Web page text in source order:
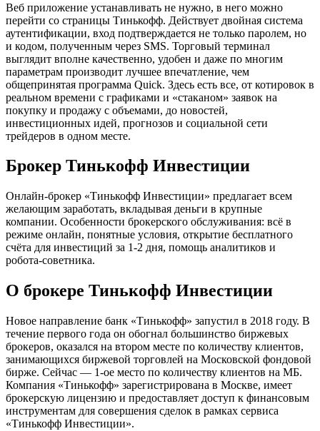
Веб приложение устанавливать не нужно, в него можно
перейти со страницы Тинькофф. Действует двойная система
аутентификации, вход подтверждается не только паролем, но
и кодом, полученным через SMS. Торговый терминал
выглядит вполне качественно, удобен и даже по многим
параметрам производит лучшее впечатление, чем
общепринятая программа Quick. Здесь есть все, от котировок в
реальном времени с графиками и «стаканом» заявок на
покупку и продажу с объемами, до новостей,
инвестиционных идей, прогнозов и социальной сети
трейдеров в одном месте.
Брокер Тинькофф Инвестиции
Онлайн-брокер «Тинькофф Инвестиции» предлагает всем
желающим заработать, вкладывая деньги в крупные
компании. Особенности брокерского обслуживания: всё в
режиме онлайн, понятные условия, открытие бесплатного
счёта для инвестиций за 1-2 дня, помощь аналитиков и
робота-советника.
О брокере Тинькофф Инвестиции
Новое направление банк «Тинькофф» запустил в 2018 году. В
течение первого года он обогнал большинство биржевых
брокеров, оказался на втором месте по количеству клиентов,
занимающихся биржевой торговлей на Московской фондовой
бирже. Сейчас — 1-ое место по количеству клиентов на МБ.
Компания «Тинькофф» зарегистрирована в Москве, имеет
брокерскую лицензию и предоставляет доступ к финансовым
инструментам для совершения сделок в рамках сервиса
«Тинькофф Инвестиции».